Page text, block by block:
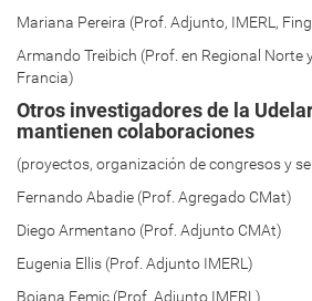
Mariana Pereira (Prof. Adjunto, IMERL,
Armando Treibich (Prof. en Regional Norte
Francia)
Otros investigadores de la
mantienen colaboraciones
(proyectos, organización de congresos y
Fernando Abadie (Prof. Agregado CMat)
Diego Armentano (Prof. Adjunto CMAt)
Eugenia Ellis (Prof. Adjunto IMERL)
Bojana Femic (Prof. Adjunto IMERL)